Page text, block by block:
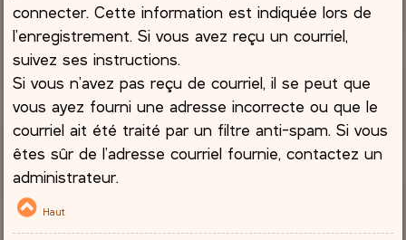
connecter. Cette information est indiquée lors de
l’enregistrement. Si vous avez reçu un courriel,
suivez ses instructions.
Si vous n’avez pas reçu de courriel, il se peut que
vous ayez fourni une adresse incorrecte ou que le
courriel ait été traité par un filtre anti-spam. Si vous
êtes sûr de l’adresse courriel fournie, contactez un
administrateur.
Haut